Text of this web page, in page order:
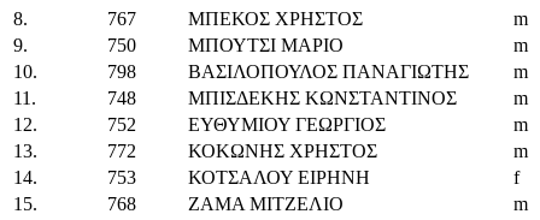
8.
767 ΜΠΕΚΟΣ ΧΡΗΣΤΟΣ
m
9.
750 ΜΠΟΥΤΣΙ ΜΑΡΙΟ
m
10.
798 ΒΑΣΙΛΟΠΟΥΛΟΣ ΠΑΝΑΓΙΩΤΗΣ
m
11.
748 ΜΠΙΣΔΕΚΗΣ ΚΩΝΣΤΑΝΤΙΝΟΣ
m
12.
752 ΕΥΘΥΜΙΟΥ ΓΕΩΡΓΙΟΣ
m
13.
772 ΚΟΚΩΝΗΣ ΧΡΗΣΤΟΣ
m
14.
753 ΚΟΤΣΑΛΟΥ ΕΙΡΗΝΗ
f
15.
768 ΖΑΜΑ ΜΙΤΖΕΛΙΟ
m